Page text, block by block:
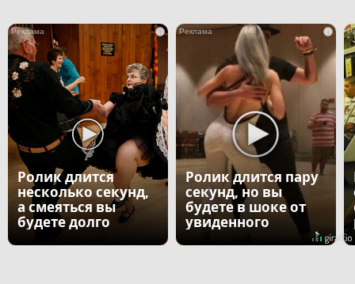
i
Ролик длится
несколько секунд,
а смеяться вы
будете долго
i
Ролик длится пару
секунд, но вы
будете в шоке от
увиденного